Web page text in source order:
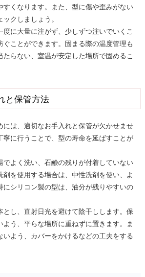
すくなります。また、型に傷や歪みがない
クしましょう。
に大量に注がず、少しずつ注いでいくこ
ぐことができます。固まる際の温度管理も
らない、室温が安定した場所で固めるこ
と保管方法
には、適切なお手入れと保管が欠かせませ
寧に行うことで、型の寿命を延ばすことが
でよく洗い、石鹸の残りが付着していない
を使用する場合は、中性洗剤を使い、よ
にシリコン製の型は、油分が残りやすいの
とし、直射日光を避けて陰干しします。保
う、平らな場所に重ねずに置きます。ま
いよう、カバーをかけるなどの工夫をする